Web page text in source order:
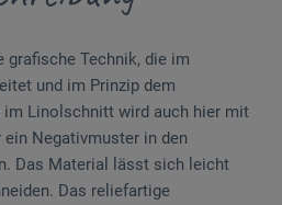
grafische Technik, die im
und im Prinzip dem
Linolschnitt wird auch hier mit
Negativmuster in den
Das Material lässt sich leicht
Das reliefartige